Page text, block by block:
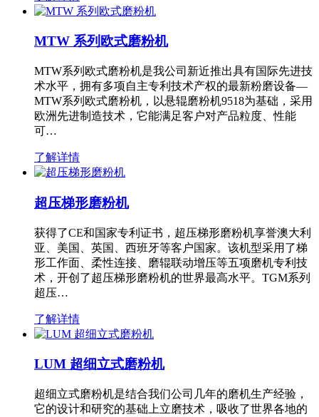
MTW 系列欧式磨粉机
MTW系列欧式磨粉机是我公司新近推出具有国际先进技
术水平，拥有多项自主专利技术产权的最新粉磨设备—
MTW系列欧式磨粉机，以悬辊磨粉机9518为基础，采用
欧洲先进制造技术，它能满足客户对产品粒度、性能
可…
了解详情
超压梯形磨粉机
获得了CE和国家专利证书，超压梯形磨粉机享誉澳大利
亚、美国、英国、西班牙等客户国家。该机型采用了梯
形工作面、柔性连接、磨辊联动增压等五项磨机专利技
术，开创了超压梯形磨粉机的世界最高水平。TGM系列
超压…
了解详情
LUM 超细立式磨粉机
超细立式磨粉机是结合我们公司几年的磨机生产经验，
它的设计和研究的基础上立磨技术，吸收了世界各地的